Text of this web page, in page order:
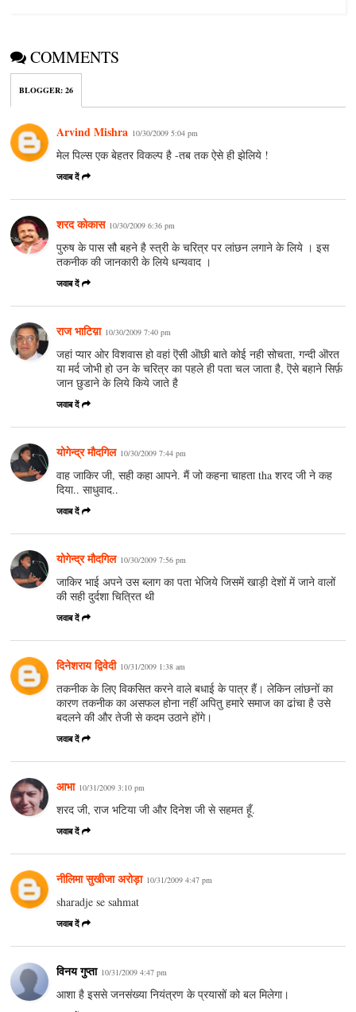
COMMENTS
BLOGGER:26
Arvind Mishra 10/30/2009 5:04 pm
मेल पिल्स एक बेहतर विकल्प है -तब तक ऐसे ही झेलिये !
जवाब दें
शरद कोकास 10/30/2009 6:36 pm
पुरुष के पास सौ बहने है स्त्री के चरित्र पर लांछन लगाने के लिये । इस
तकनीक की जानकारी के लिये धन्यवाद ।
जवाब दें
राज भाटिय़ा 10/30/2009 7:40 pm
जहां प्यार ओर विशवास हो वहां ऎसी ऒछी बाते कोई नही सोचता, गन्दी ऒरत
या मर्द जोभी हो उन के चरित्र का पहले ही पता चल जाता है, ऎसे बहाने सिर्फ़
जान छुडाने के लिये किये जाते है
जवाब दें
योगेन्द्र मौदगिल 10/30/2009 7:44 pm
वाह जाकिर जी, सही कहा आपने. मैं जो कहना चाहता tha शरद जी ने कह
दिया.. साधुवाद..
जवाब दें
योगेन्द्र मौदगिल 10/30/2009 7:56 pm
जाकिर भाई अपने उस ब्लाग का पता भेजिये जिसमें खाड़ी देशों में जाने वालों
की सही दुर्दशा चित्रित थी
जवाब दें
दिनेशराय द्विवेदी 10/31/2009 1:38 am
तकनीक के लिए विकसित करने वाले बधाई के पात्र हैं। लेकिन लांछनों का
कारण तकनीक का असफल होना नहीं अपितु हमारे समाज का ढांचा है उसे
बदलने की और तेजी से कदम उठाने होंगे।
जवाब दें
आभा 10/31/2009 3:10 pm
शरद जी, राज भटिया जी और दिनेश जी से सहमत हूँ.
जवाब दें
नीलिमा सुखीजा अरोड़ा 10/31/2009 4:47 pm
sharadje se sahmat
जवाब दें
विनय गुप्ता 10/31/2009 4:47 pm
आशा है इससे जनसंख्या नियंत्रण के प्रयासों को बल मिलेगा।